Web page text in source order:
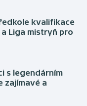
kvalifikace
Liga mistryň pro
s legendárním
zajímavé a